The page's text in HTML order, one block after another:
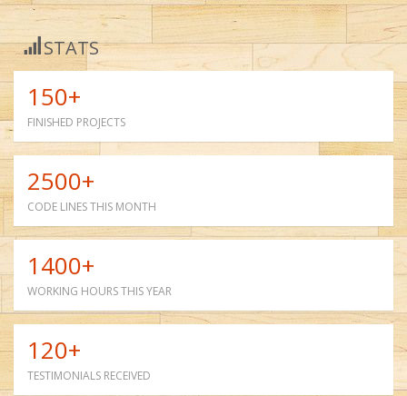
STATS
150+
FINISHED PROJECTS
2500+
CODE LINES THIS MONTH
1400+
WORKING HOURS THIS YEAR
120+
TESTIMONIALS RECEIVED